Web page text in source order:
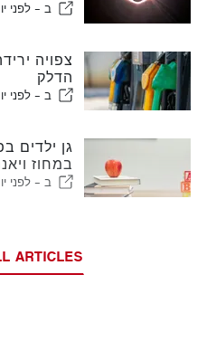
ב - לפני
צפויה
הדלק
ב - לפני
גן ילדים
במחוז
ב - לפני
ARTICLES